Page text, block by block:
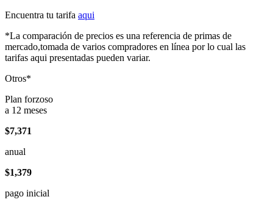
Encuentra tu tarifa aqui
*La comparación de precios es una referencia de primas de
mercado,tomada de varios compradores en línea por lo cual las
tarifas aqui presentadas pueden variar.
Otros*
Plan forzoso
a 12 meses
$7,371
anual
$1,379
pago inicial